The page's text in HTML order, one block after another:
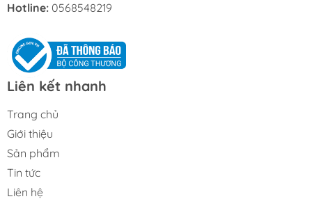
Hotline: 0568548219
Liên kết nhanh
Trang chủ
Giới thiệu
Sản phẩm
Tin tức
Liên hệ